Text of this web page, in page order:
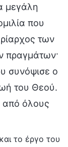
μεγάλη
που
των
πραγμάτων·
συνόψισε ο
του Θεού.
από όλους
το έργο του